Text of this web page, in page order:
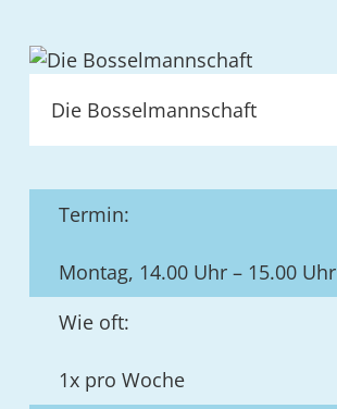
Die Bosselmannschaft
Termin:
Montag, 14.00 Uhr – 15.00 Uhr
Wie oft:
1x pro Woche